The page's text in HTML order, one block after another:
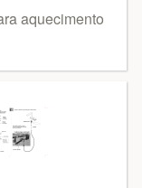
aquecimento